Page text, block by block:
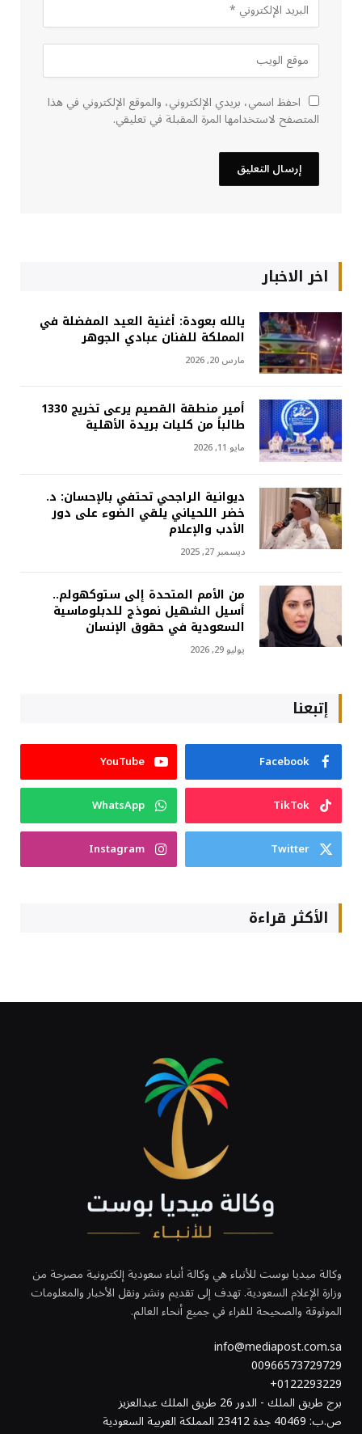
احفظ اسمي، بريدي الإلكتروني، والموقع الإلكتروني في هذا
المتصفح لاستخدامها المرة المقبلة في تعليقي.
اخر الاخبار
يالله بعودة: أغنية العيد المفضلة في
المملكة للفنان عبادي الجوهر
مارس 20, 2026
أمير منطقة القصيم يرعى تخريج 1330
طالباً من كليات بريدة الأهلية
مايو 11, 2026
ديوانية الراجحي تحتفي بالإحسان: د.
خضر اللحياني يلقي الضوء على دور
الأدب والإعلام
ديسمبر 27, 2025
من الأمم المتحدة إلى ستوكهولم..
أسيل الشهيل نموذج للدبلوماسية
السعودية في حقوق الإنسان
يوليو 29, 2026
إتبعنا
Facebook
YouTube
TikTok
WhatsApp
Twitter
Instagram
الأكثر قراءة
وكالة ميديا بوست للأنباء هي وكالة أنباء سعودية إلكترونية مصرحة من
وزارة الإعلام السعودية. تهدف إلى تقديم ونشر ونقل الأخبار والمعلومات
الموثوقة والصحيحة للقراء في جميع أنحاء العالم.
info@mediapost.com.sa
00966573729729
0122293229+
برج طريق الملك - الدور 26 طريق الملك عبدالعزيز
ص.ب: 40469 جدة 23412 المملكة العربية السعودية